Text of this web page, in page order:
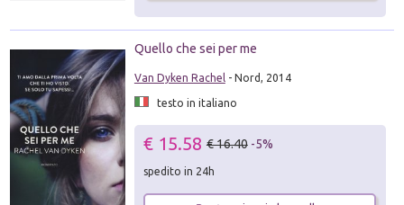
Quello che sei per me
Van Dyken Rachel- Nord, 2014
testo in italiano
€ 15.58 € 16.40 -5%
spedito in 24h